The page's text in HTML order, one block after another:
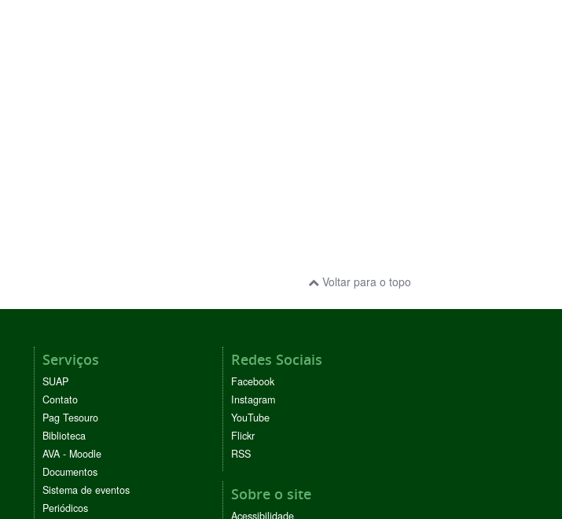
Voltar para o topo
Serviços
SUAP
Contato
Pag Tesouro
Biblioteca
AVA - Moodle
Documentos
Sistema de eventos
Periódicos
Redes Sociais
Facebook
Instagram
YouTube
Flickr
RSS
Sobre o site